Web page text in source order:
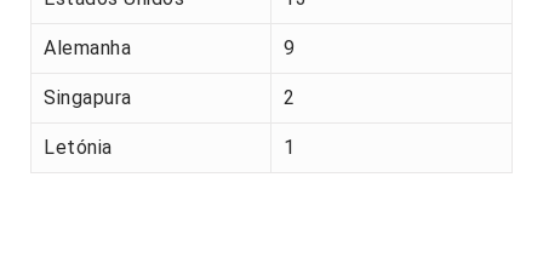
Alemanha 9
Singapura 2
Letónia 1